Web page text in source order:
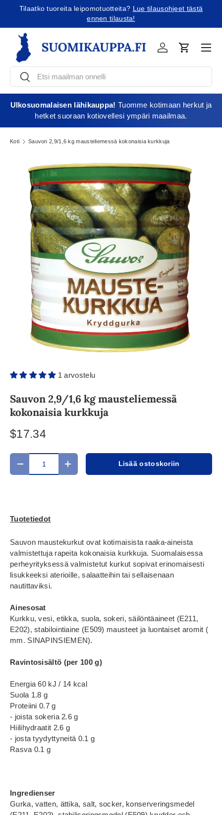
Tilaatko tuoreita leipomotuotteita? Lue tilausohjeet tästä
ennen tilausta!
EtsiEtsi
KirjauduOstoskori
Ulkosuomalaisen lähikauppa! Tuomme kotimaan herkut ja
hetket suoraan kotiovellesi ympäri maailmaa.
Koti Sauvon 2,9/1,6 kg mausteliemessä kokonaisia kurkkuja
1 arvostelu
Sauvon 2,9/1,6 kg mausteliemessä
kokonaisia kurkkuja
$17.34
Määrä
Translation missing: fi.cart.items.decrease_quantity
Translation missing:Lisää ostoskoriin
Tuotetiedot
Sauvon maustekurkut ovat kotimaisista raaka-aineista
valmistettuja rapeita kokonaisia kurkkuja. Suomalaisessa
perheyrityksessä valmistetut kurkut sopivat erinomaisesti
lisukkeeksi aterioille, salaatteihin tai sellaisenaan
nautittaviksi.
Ainesosat
Kurkku, vesi, etikka, suola, sokeri, säilöntäaineet (E211,
E202), stabilointiaine (E509) mausteet ja luontaiset aromit (
mm. SINAPINSIEMEN).
Ravintosisältö (per 100 g)
Energia 60 kJ / 14 kcal
Suola 1.8 g
Proteiini 0.7 g
- joista sokeria 2.6 g
Hiilihydraatit 2.6 g
- josta tyydyttyneitä 0.1 g
Rasva 0.1 g
Ingredienser
Gurka, vatten, ättika, salt, socker, konserveringsmedel